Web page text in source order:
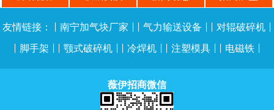
友情链接： 南宁加气块厂家 气力输送设备 对辊破碎机
脚手架 颚式破碎机 冷焊机 注塑模具 电磁铁
薇伊招商微信